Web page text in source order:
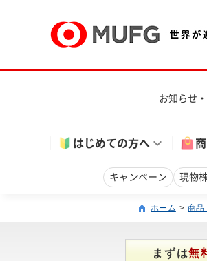
お知らせ
はじめての方へ
キャンペーン 現物
ホーム 商品
まずは無